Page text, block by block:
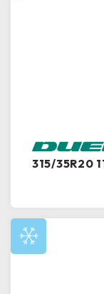
315/35R20